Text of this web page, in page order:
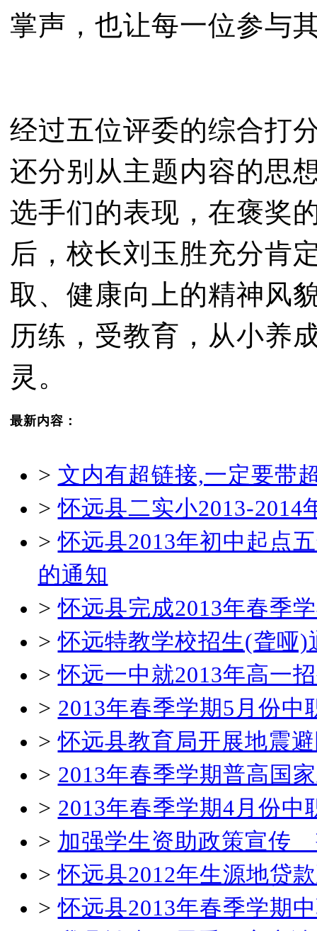
掌声，也让每一位参与
经过五位评委的综合打
还分别从主题内容的思
选手们的表现，在褒奖
后，校长刘玉胜充分肯
取、健康向上的精神风
历练，受教育，从小养
灵。
最新内容：
> 文内有超链接,一定要带
>怀远县二实小2013-2014
>怀远县2013年初中起点
的通知
>怀远县完成2013年春季
>怀远特教学校招生(聋哑)
>怀远一中就2013年高一
> 2013年春季学期5月份中
>怀远县教育局开展地震
> 2013年春季学期普高国
> 2013年春季学期4月份
> 加强学生资助政策宣传
>怀远县2012年生源地贷
>怀远县2013年春季学期